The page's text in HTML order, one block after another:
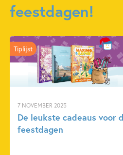
feestdagen!
7 NOVEMBER 2025
De leukste cadeaus voor
feestdagen
Tiplijst